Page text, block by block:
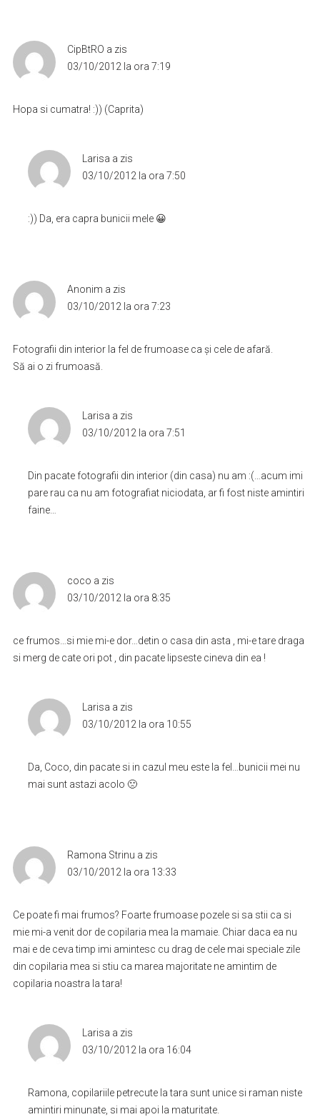
CipBtRO a zis
03/10/2012 la ora 7:19
Hopa si cumatra! :)) (Caprita)
Larisa a zis
03/10/2012 la ora 7:50
:)) Da, era capra bunicii mele 😀
Anonim a zis
03/10/2012 la ora 7:23
Fotografii din interior la fel de frumoase ca şi cele de afară.
Să ai o zi frumoasă.
Larisa a zis
03/10/2012 la ora 7:51
Din pacate fotografii din interior (din casa) nu am :(…acum imi
pare rau ca nu am fotografiat niciodata, ar fi fost niste amintiri
faine…
coco a zis
03/10/2012 la ora 8:35
ce frumos…si mie mi-e dor…detin o casa din asta , mi-e tare draga
si merg de cate ori pot , din pacate lipseste cineva din ea !
Larisa a zis
03/10/2012 la ora 10:55
Da, Coco, din pacate si in cazul meu este la fel…bunicii mei nu
mai sunt astazi acolo 🙁
Ramona Strinu a zis
03/10/2012 la ora 13:33
Ce poate fi mai frumos? Foarte frumoase pozele si sa stii ca si
mie mi-a venit dor de copilaria mea la mamaie. Chiar daca ea nu
mai e de ceva timp imi amintesc cu drag de cele mai speciale zile
din copilaria mea si stiu ca marea majoritate ne amintim de
copilaria noastra la tara!
Larisa a zis
03/10/2012 la ora 16:04
Ramona, copilariile petrecute la tara sunt unice si raman niste
amintiri minunate, si mai apoi la maturitate.